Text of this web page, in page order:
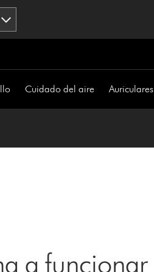
Cuidado del aire Auriculares
a funcionar